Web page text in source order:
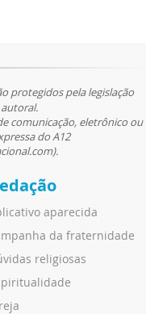
protegidos pela legislação
comunicação, eletrônico ou
do A12
aparecida
da fraternidade
religiosas